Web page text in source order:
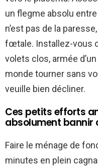
un flegme absolu
n’est pas de la
fœtale. Installez-vous
volets clos, armée
monde tourner sans
veuille bien décliner.
Ces petits efforts
absolument bannir
Faire le ménage de
minutes en plein